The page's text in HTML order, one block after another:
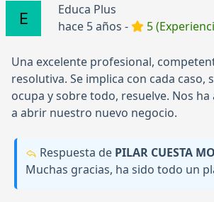
Educa Plus
hace 5 años -
5
Una excelente profesional,
resolutiva. Se implica con cada caso,
ocupa y sobre todo, resuelve. Nos
a abrir nuestro nuevo negocio.
Respuesta de PILAR CUESTA
Muchas gracias, ha sido todo un